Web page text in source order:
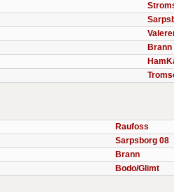
Brann
Raufoss
Sarpsborg 08
Brann
Bodo/Glimt